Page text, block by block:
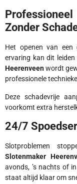
Professioneel
Zonder
Het openen van een
ervaring kan dit
Heerenveenwordt
professionele
Deze schadevrije
voorkomt extra
24/7
Slotproblemen
Slotenmaker
avonds, ’s nachts of
staat altijd klaar om